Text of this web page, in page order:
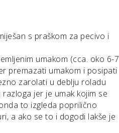
s praškom za pecivo i
umakom (cca. oko 6-7
premazati umakom i posipati
zarolati u deblju roladu
razloga jer je umak kojim se
to izgleda poprilično
a ako se to i dogodi lakše je